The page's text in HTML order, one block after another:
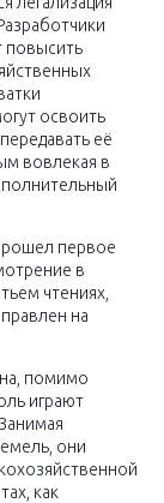
повысить
освоить
её
вовлекая в
первое
в
чтениях,
на
помимо
играют
они
как